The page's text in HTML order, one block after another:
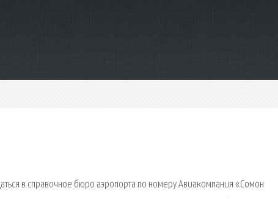
в справочное бюро аэропорта по номеру Авиакомпания «Сомон